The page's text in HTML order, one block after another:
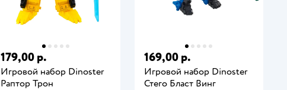
179,00 р.
Игровой набор Dinoster
Раптор Трон
169,00 р.
Игровой набор Dinoster
Стего Бласт Винг